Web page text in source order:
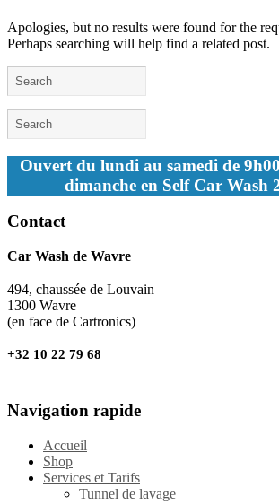
Apologies, but no results were found for the
Perhaps searching will help find a related post.
Ouvert du lundi au samedi de
dimanche en Self Car Wash
Contact
Car Wash de Wavre
494, chaussée de Louvain
1300 Wavre
(en face de Cartronics)
+32 10 22 79 68
Navigation rapide
Accueil
Shop
Services et Tarifs
Tunnel de lavage